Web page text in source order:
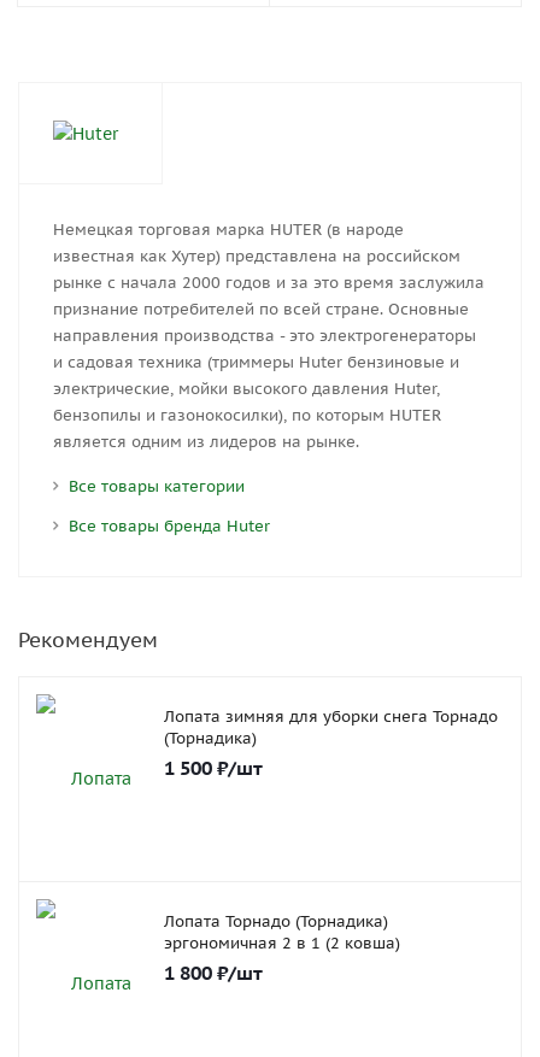
Немецкая торговая марка HUTER (в народе
известная как Хутер) представлена на российском
рынке с начала 2000 годов и за это время заслужила
признание потребителей по всей стране. Основные
направления производства - это электрогенераторы
и садовая техника (триммеры Huter бензиновые и
электрические, мойки высокого давления Huter,
бензопилы и газонокосилки), по которым HUTER
является одним из лидеров на рынке.
Все товары категории
Все товары бренда Huter
Рекомендуем
Лопата зимняя для уборки снега Торнадо
(Торнадика)
1 500 ₽/шт
Лопата Торнадо (Торнадика)
эргономичная 2 в 1 (2 ковша)
1 800 ₽/шт